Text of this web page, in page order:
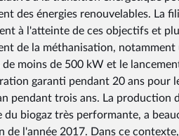
des énergies renouvelables. La
à l'atteinte de ces objectifs et
de la méthanisation,
de moins de 500 kW et le
garanti pendant 20 ans pour
pendant trois ans. La production
biogaz très performante, a
de l'année 2017. Dans ce